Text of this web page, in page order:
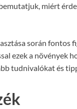
miért
során fontos
ezek a növények
tudnivalókat és